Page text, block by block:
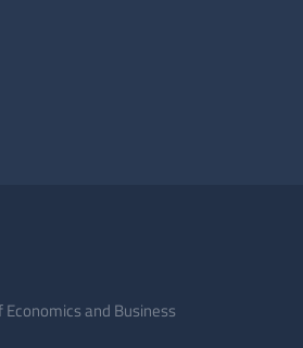
and Business